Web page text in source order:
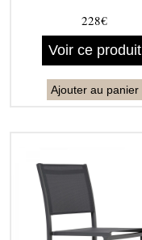
228€
Voir ce produit
Ajouter au panier